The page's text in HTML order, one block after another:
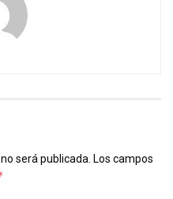
será publicada. Los campos